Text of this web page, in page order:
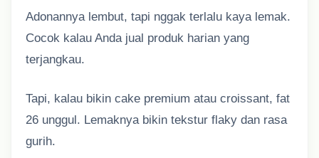
Adonannya lembut, tapi nggak terlalu kaya lemak.
Cocok kalau Anda jual produk harian yang
terjangkau.
Tapi, kalau bikin cake premium atau croissant, fat
26 unggul. Lemaknya bikin tekstur flaky dan rasa
gurih.